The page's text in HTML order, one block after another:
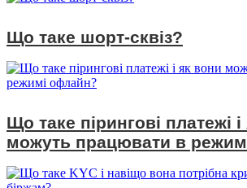
Що таке шорт-сквіз?
Що таке пірингові платежі
можуть працювати в